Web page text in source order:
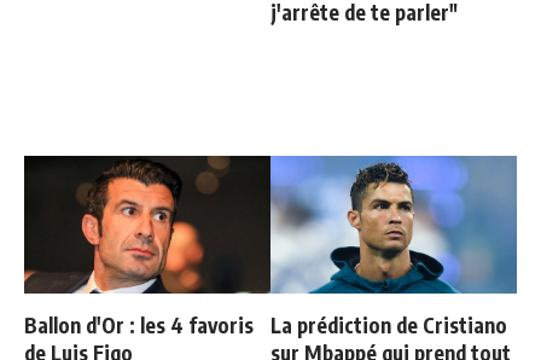
j'arrête de te parler"
Ballon d'Or : les 4 favoris
de Luis Figo
La prédiction de Cristiano
sur Mbappé qui prend tout